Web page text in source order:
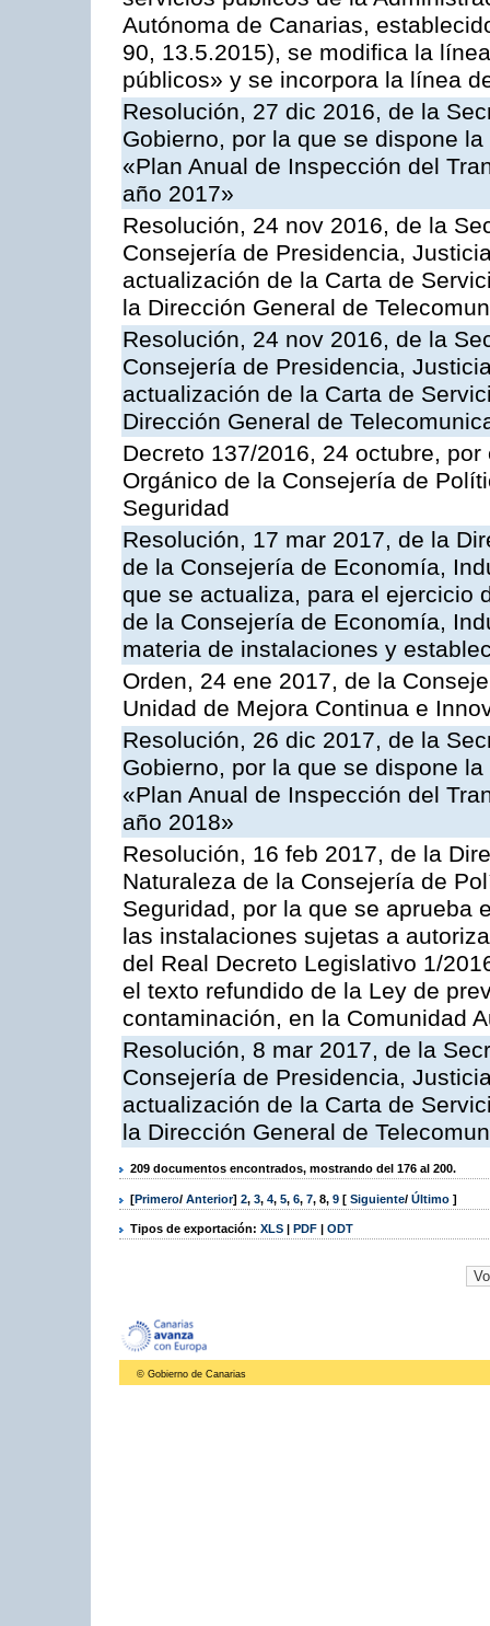
Autónoma de Canarias,
90, 13.5.2015), se modifica la
públicos» y se incorpora la línea
Resolución, 27 dic 2016, de la
Gobierno, por la que se dispone
«Plan Anual de Inspección del
año 2017»
Resolución, 24 nov 2016, de la
Consejería de Presidencia,
actualización de la Carta de
la Dirección General de
Resolución, 24 nov 2016, de la
Consejería de Presidencia,
actualización de la Carta de
Dirección General de
Decreto 137/2016, 24 octubre,
Orgánico de la Consejería de
Seguridad
Resolución, 17 mar 2017, de la
de la Consejería de Economía,
que se actualiza, para el ejercicio
de la Consejería de Economía,
materia de instalaciones y
Orden, 24 ene 2017, de la
Unidad de Mejora Continua e
Resolución, 26 dic 2017, de la
Gobierno, por la que se dispone
«Plan Anual de Inspección del
año 2018»
Resolución, 16 feb 2017, de la
Naturaleza de la Consejería de
Seguridad, por la que se aprueba
las instalaciones sujetas a
del Real Decreto Legislativo 1/
el texto refundido de la Ley de
contaminación, en la Comunidad
Resolución, 8 mar 2017, de la
Consejería de Presidencia,
actualización de la Carta de
la Dirección General de
209 documentos encontrados, mostrando del 176 al 200.
[Primero/ Anterior] 2, 3, 4, 5, 6, 7, 8, 9 [ Siguiente/ Último ]
Tipos de exportación: XLS | PDF | ODT
© Gobierno de Canarias